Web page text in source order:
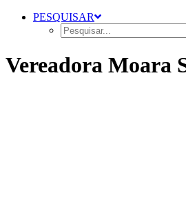
PESQUISAR
Vereadora Moara